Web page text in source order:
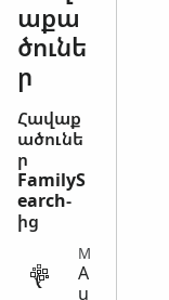
աքա
ծունե
ր
Հավաք
ածունե
ր
FamilyS
earch-
ից
A
u